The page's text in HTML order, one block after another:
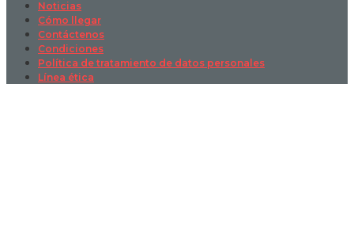
Noticias
Cómo llegar
Contáctenos
Condiciones
Política de tratamiento de datos personales
Línea ética